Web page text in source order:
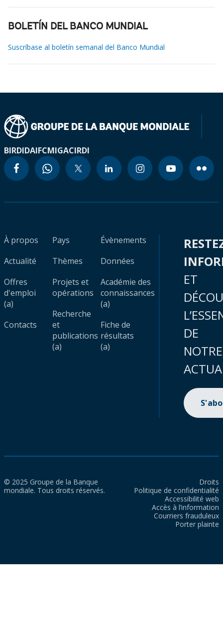
BOLETÍN DEL BANCO MUNDIAL
Suscríbase al boletín semanal del Banco Mundial
BIRDIDAIFCMIGACIRDI
À propos
Actualité
Offres
d'emploi
(a)
Contacts
Pays
Thèmes
Projets et
opérations
Recherche
et
publications
(a)
Évènements
Données
Académie des
connaissances
(a)
Fiche de
résultats
(a)
ET
DE
NOTRE
© 2025 Groupe de la Banque
mondiale. Tous droits réservés.
Droits
Politique de confidentialité
Accessibilité web
Accès à l’information
Courriers frauduleux
Porter plainte